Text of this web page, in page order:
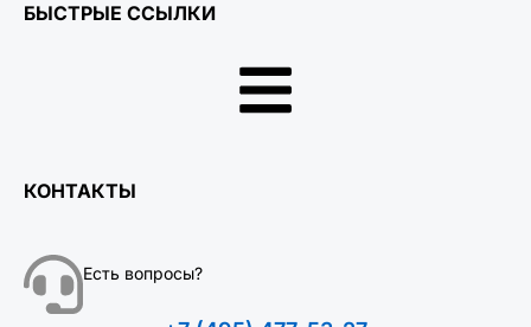
БЫСТРЫЕ ССЫЛКИ
КОНТАКТЫ
Есть вопросы?